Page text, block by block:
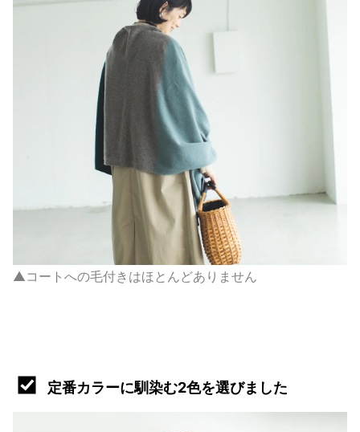
▲コートへの毛付きはほとんどありません
定番カラーに馴染む2色を選びました